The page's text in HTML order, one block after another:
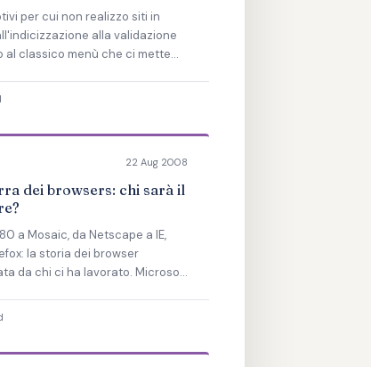
per cui non realizzo siti in
alla validazione
al classico menù che ci mette
22 Aug 2008
dei browsers: chi sarà il
a Mosaic, da Netscape a IE,
la storia dei browser
da chi ci ha lavorato. Microsoft